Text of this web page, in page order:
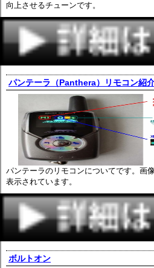
向上させるチューンです。
パンテーラ（Panthera）リモコン紹
パンテーラのリモコンについてです。画
表示されています。
ボルトオン